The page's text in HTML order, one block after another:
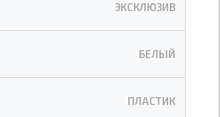
ЭКСКЛЮЗИВ
БЕЛЫЙ
ПЛАСТИК